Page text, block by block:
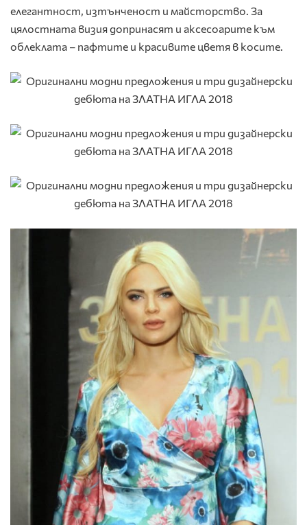
елегантност, изтънченост и майсторство. За
цялостната визия допринасят и аксесоарите към
облеклата – пафтите и красивите цветя в косите.